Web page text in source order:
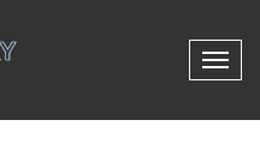
N
v